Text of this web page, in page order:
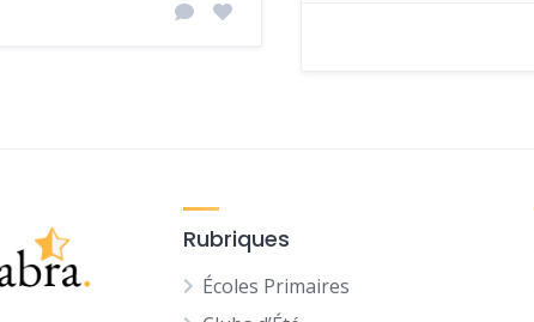
Rubriques
Écoles Primaires